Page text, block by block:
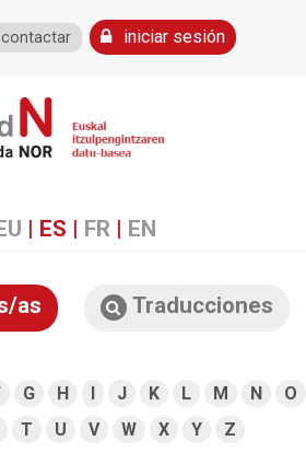
contactar iniciar sesión
| ES | FR | EN
as Traducciones
G H I J K L M N
O
T U V W X Y Z